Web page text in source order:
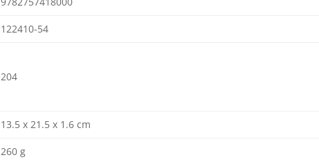
122410-54
204
13.5 x 21.5 x 1.6 cm
260 g